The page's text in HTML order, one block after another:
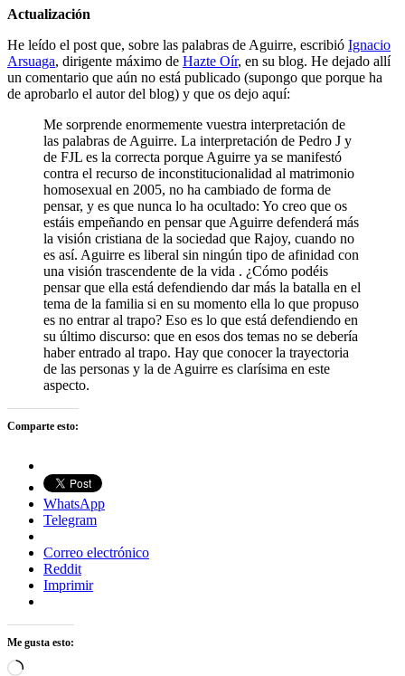
Actualización
He leído el post que, sobre las palabras de Aguirre, escribió Ignacio
Arsuaga, dirigente máximo de Hazte Oír, en su blog. He dejado allí
un comentario que aún no está publicado (supongo que porque ha
de aprobarlo el autor del blog) y que os dejo aquí:
Me sorprende enormemente vuestra interpretación de
las palabras de Aguirre. La interpretación de Pedro J y
de FJL es la correcta porque Aguirre ya se manifestó
contra el recurso de inconstitucionalidad al matrimonio
homosexual en 2005, no ha cambiado de forma de
pensar, y es que nunca lo ha ocultado: Yo creo que os
estáis empeñando en pensar que Aguirre defenderá más
la visión cristiana de la sociedad que Rajoy, cuando no
es así. Aguirre es liberal sin ningún tipo de afinidad con
una visión trascendente de la vida . ¿Cómo podéis
pensar que ella está defendiendo dar más la batalla en el
tema de la familia si en su momento ella lo que propuso
es no entrar al trapo? Eso es lo que está defendiendo en
su último discurso: que en esos dos temas no se debería
haber entrado al trapo. Hay que conocer la trayectoria
de las personas y la de Aguirre es clarísima en este
aspecto.
Comparte esto:
WhatsApp
Telegram
Correo electrónico
Reddit
Imprimir
Me gusta esto:
Cargando...